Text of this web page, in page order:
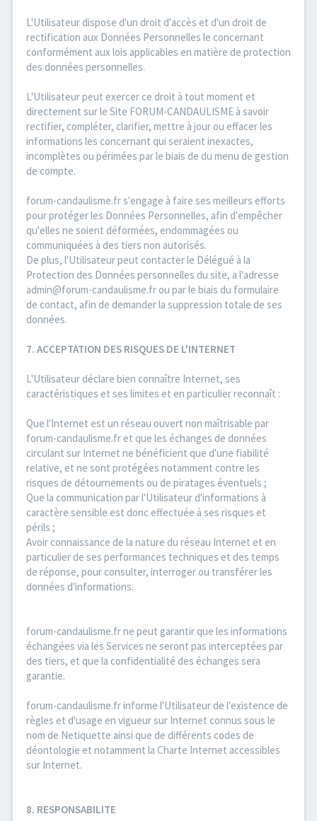
L'Utilisateur dispose d'un droit d'accès et d'un droit de
rectification aux Données Personnelles le concernant
conformément aux lois applicables en matière de protection
des données personnelles.
L'Utilisateur peut exercer ce droit à tout moment et
directement sur le Site FORUM-CANDAULISME à savoir
rectifier, compléter, clarifier, mettre à jour ou effacer les
informations les concernant qui seraient inexactes,
incomplètes ou périmées par le biais de du menu de gestion
de compte.
forum-candaulisme.fr s'engage à faire ses meilleurs efforts
pour protéger les Données Personnelles, afin d'empêcher
qu'elles ne soient déformées, endommagées ou
communiquées à des tiers non autorisés.
De plus, l'Utilisateur peut contacter le Délégué à la
Protection des Données personnelles du site, a l'adresse
admin@forum-candaulisme.fr ou par le biais du formulaire
de contact, afin de demander la suppression totale de ses
données.
7. ACCEPTATION DES RISQUES DE L'INTERNET
L'Utilisateur déclare bien connaître Internet, ses
caractéristiques et ses limites et en particulier reconnaît :
Que l'Internet est un réseau ouvert non maîtrisable par
forum-candaulisme.fr et que les échanges de données
circulant sur Internet ne bénéficient que d'une fiabilité
relative, et ne sont protégées notamment contre les
risques de détournements ou de piratages éventuels ;
Que la communication par l'Utilisateur d'informations à
caractère sensible est donc effectuée à ses risques et
périls ;
Avoir connaissance de la nature du réseau Internet et en
particulier de ses performances techniques et des temps
de réponse, pour consulter, interroger ou transférer les
données d'informations.
forum-candaulisme.fr ne peut garantir que les informations
échangées via les Services ne seront pas interceptées par
des tiers, et que la confidentialité des échanges sera
garantie.
forum-candaulisme.fr informe l'Utilisateur de l'existence de
règles et d'usage en vigueur sur Internet connus sous le
nom de Netiquette ainsi que de différents codes de
déontologie et notamment la Charte Internet accessibles
sur Internet.
8. RESPONSABILITE